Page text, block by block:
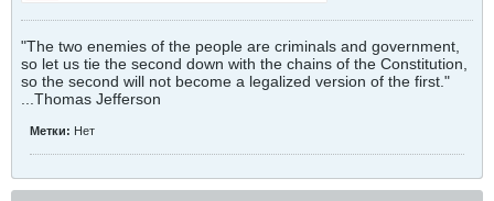
"The two enemies of the people are criminals and government,
so let us tie the second down with the chains of the Constitution,
so the second will not become a legalized version of the first."
...Thomas Jefferson
Метки: Нет